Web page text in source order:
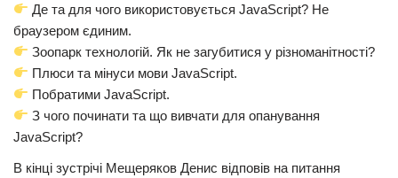
Де та для чого використовується JavaScript? Не
браузером єдиним.
Зоопарк технологій. Як не загубитися у різноманітності?
Плюси та мінуси мови JavaScript.
Побратими JavaScript.
З чого починати та що вивчати для опанування
JavaScript?
В кінці зустрічі Мещеряков Денис відповів на питання